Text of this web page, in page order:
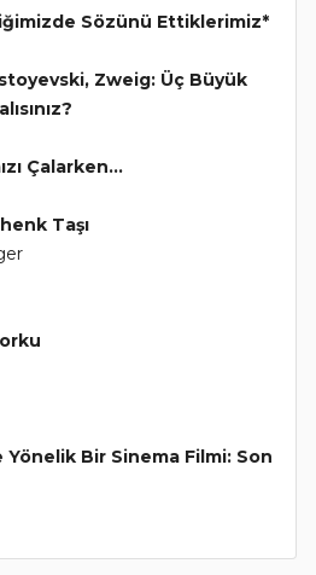
Sözünü Ettiklerimiz*
Zweig: Üç Büyük
Çalarken...
Taşı
Bir Sinema Filmi: Son